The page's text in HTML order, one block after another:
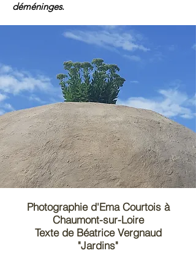
déméninges.
Photographie d'Ema Courtois à
Chaumont-sur-Loire
Texte de Béatrice Vergnaud
"Jardins"